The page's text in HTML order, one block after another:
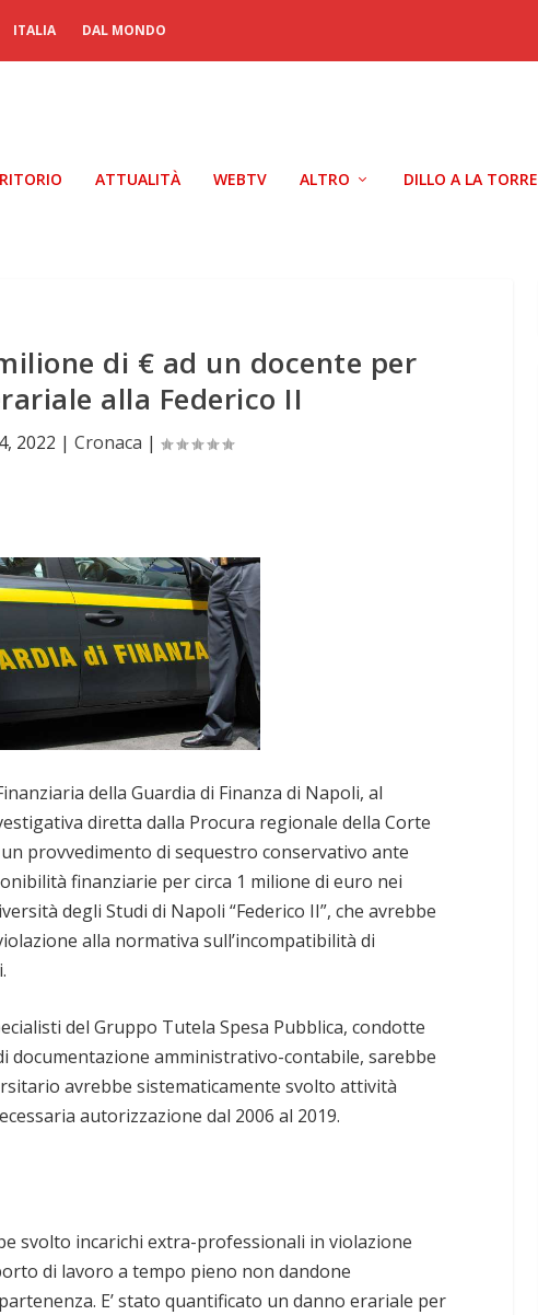
ITALIA DAL MONDO
ATTUALITÀ WEBTV ALTRO DILLO A LA TORRE
di € ad un docente per
alla Federico II
2022 |Cronaca |
della Guardia di Finanza di Napoli, al
diretta dalla Procura regionale della Corte
provvedimento di sequestro conservativo ante
finanziarie per circa 1 milione di euro nei
degli Studi di Napoli “Federico II”, che avrebbe
alla normativa sull’incompatibilità di
del Gruppo Tutela Spesa Pubblica, condotte
documentazione amministrativo-contabile, sarebbe
avrebbe sistematicamente svolto attività
autorizzazione dal 2006 al 2019.
svolto incarichi extra-professionali in violazione
di lavoro a tempo pieno non dandone
E’ stato quantificato un danno erariale per